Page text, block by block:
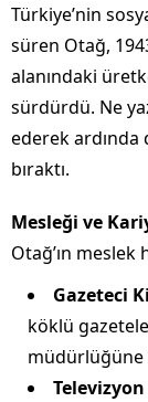
Türkiye’nin
süren Otağ,
alanındaki
sürdürdü. Ne
ederek
bıraktı.
Mesleği ve
Otağ’ın meslek
Gazeteci
köklü